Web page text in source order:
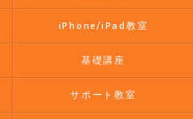
iPhone/iPad教室
基礎講座
サポート教室